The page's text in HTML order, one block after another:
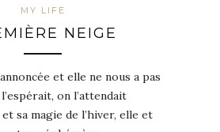
MY LIFE
NEIGE
et elle ne nous a pas
on l’attendait
sa magie de l’hiver, elle et